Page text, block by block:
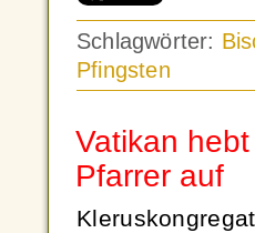
Schlagwörter:
Pfingsten
Vatikan
Pfarrer auf